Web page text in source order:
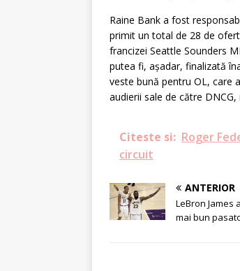
Raine Bank a fost
primit un total de 28 de
francizei Seattle Sounders
putea fi, așadar, finalizată
veste bună pentru OL, care
audierii sale de către DNCG,
Citeste si: Roger
circuit
ANTERIOR
LeBron James
mai bun